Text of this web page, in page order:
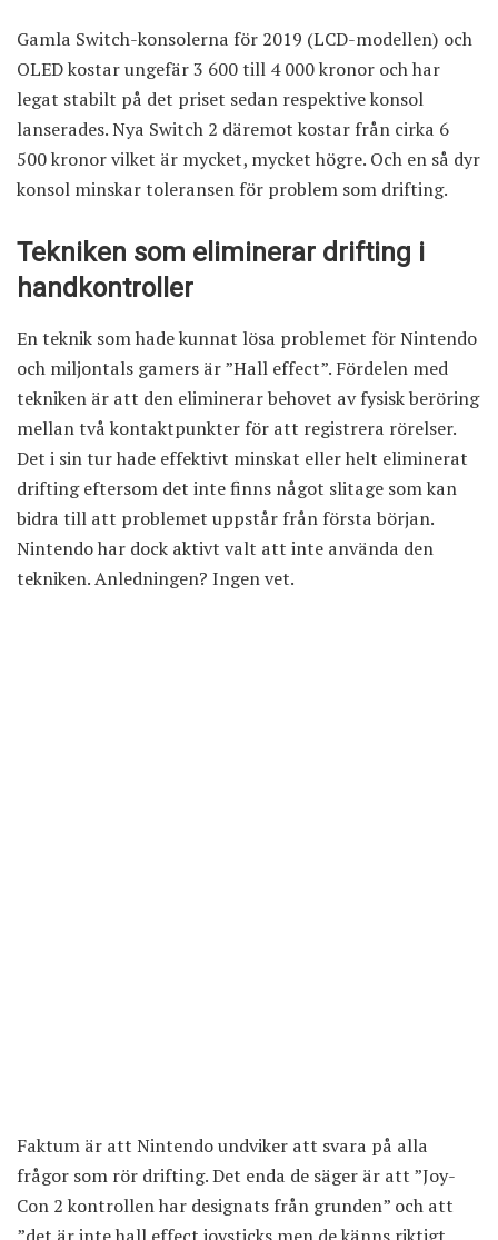
Gamla Switch-konsolerna för 2019 (LCD-modellen) och
OLED kostar ungefär 3 600 till 4 000 kronor och har
legat stabilt på det priset sedan respektive konsol
lanserades. Nya Switch 2 däremot kostar från cirka 6
500 kronorvilket är mycket, mycket högre. Och en så dyr
konsol minskar toleransen för problem som drifting.
Tekniken som eliminerar drifting i
handkontroller
En teknik som hade kunnat lösa problemet för Nintendo
och miljontals gamers är ”Hall effect”. Fördelen med
tekniken är att den eliminerar behovet av fysisk beröring
mellan två kontaktpunkter för att registrera rörelser.
Det i sin tur hade effektivt minskat eller helt eliminerat
drifting eftersom det inte finns något slitage som kan
bidra till att problemet uppstår från första början.
Nintendo har dock aktivt valt att inte använda den
tekniken. Anledningen? Ingen vet.
Faktum är att Nintendo undviker att svara på alla
frågor som rör drifting. Det enda de säger är att ”Joy-
Con 2 kontrollen har designats från grunden” och att